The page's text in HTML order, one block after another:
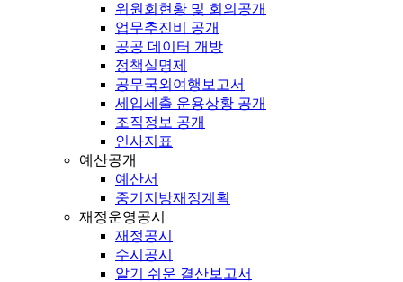
위원회현황 및 회의공개
업무추진비 공개
공공 데이터 개방
정책실명제
공무국외여행보고서
세입세출 운용상황 공개
조직정보 공개
인사지표
예산공개
예산서
중기지방재정계획
재정운영공시
재정공시
수시공시
알기 쉬운 결산보고서